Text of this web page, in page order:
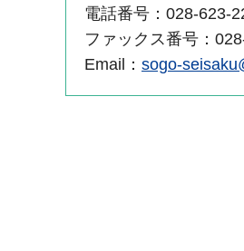
電話番号：028-623-
ファックス番号：
Email： sogo-